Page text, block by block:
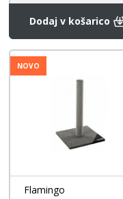
Dodaj v košarico
NOVO
Flamingo